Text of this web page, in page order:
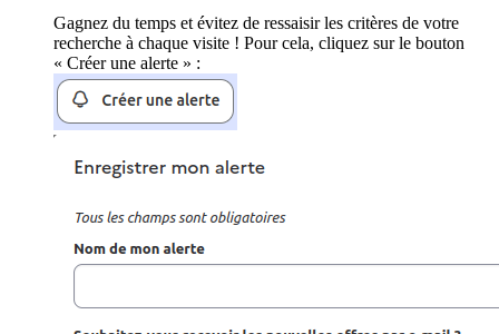
Gagnez du temps et évitez de ressaisir les critères de votre
recherche à chaque visite ! Pour cela, cliquez sur le bouton
« Créer une alerte » :